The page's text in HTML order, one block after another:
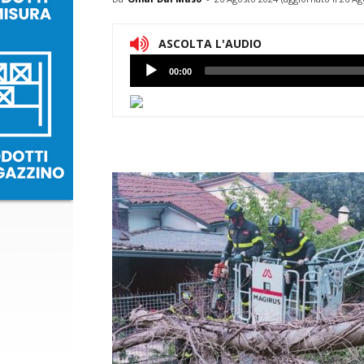
ASCOLTA L'AUDIO
Lettore
Audio
00:00